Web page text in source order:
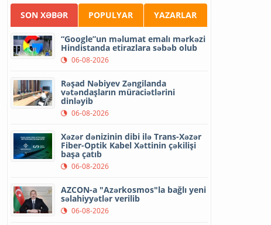
SON XƏBƏR POPULYAR YAZARLAR
“Google”un məlumat emalı mərkəzi
Hindistanda etirazlara səbəb olub
06-08-2026
Rəşad Nəbiyev Zəngilanda
vətəndaşların müraciətlərini
dinləyib
06-08-2026
Xəzər dənizinin dibi ilə Trans-Xəzər
Fiber-Optik Kabel Xəttinin çəkilişi
başa çatıb
06-08-2026
AZCON-a "Azərkosmos"la bağlı yeni
səlahiyyətlər verilib
06-08-2026